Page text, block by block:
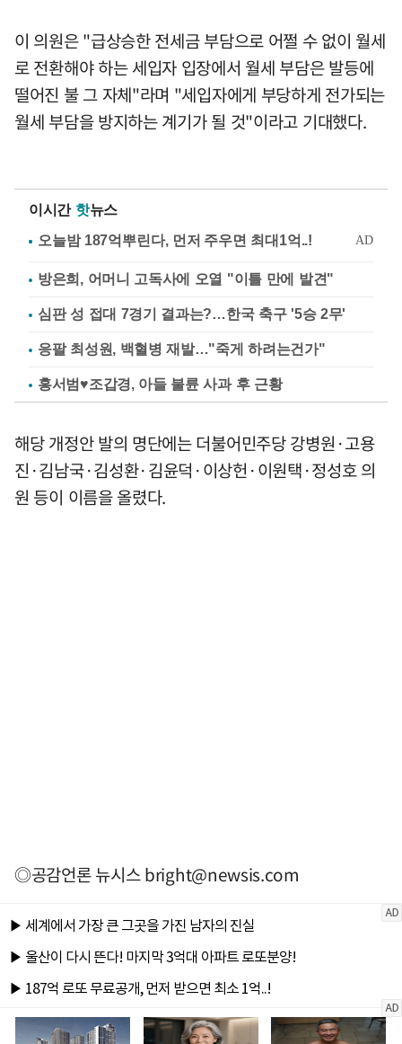
이 의원은 "급상승한 전세금 부담으로 어쩔 수 없이 월세
로 전환해야 하는 세입자 입장에서 월세 부담은 발등에
떨어진 불 그 자체"라며 "세입자에게 부당하게 전가되는
월세 부담을 방지하는 계기가 될 것"이라고 기대했다.
이시간 핫뉴스
방은희, 어머니 고독사에 오열 "이틀 만에 발견"
심판 성 접대 7경기 결과는?…한국 축구 '5승 2무'
응팔 최성원, 백혈병 재발…"죽게 하려는건가"
홍서범♥조갑경, 아들 불륜 사과 후 근황
해당 개정안 발의 명단에는 더불어민주당 강병원·고용
진·김남국·김성환·김윤덕·이상헌·이원택·정성호 의
원 등이 이름을 올렸다.
◎공감언론 뉴시스bright@newsis.com